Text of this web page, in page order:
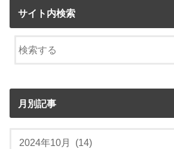
サイト内検索
月別記事